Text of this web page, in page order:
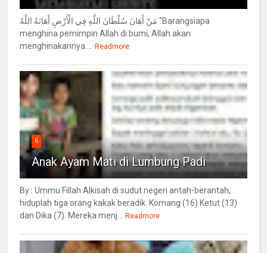
مَنْ أَهَانَ سُلْطَانَ اللَّهِ فِي الْأَرْضِ أَهَانَهُ اللَّهُ "Barangsiapa
menghina pemimpin Allah di bumi, Allah akan
menghinakannya....
Readmore
6
Anak Ayam Mati di Lumbung Padi
By : Ummu Fillah Alkisah di sudut negeri antah-berantah,
hiduplah tiga orang kakak beradik. Komang (16) Ketut (13)
dan Dika (7). Mereka menj...
Readmore